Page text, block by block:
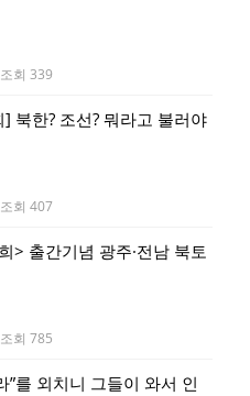
조회 339
북한? 조선? 뭐라고 불러야
조회 407
> 출간기념 광주·전남 북토
조회 785
”를 외치니 그들이 와서 인